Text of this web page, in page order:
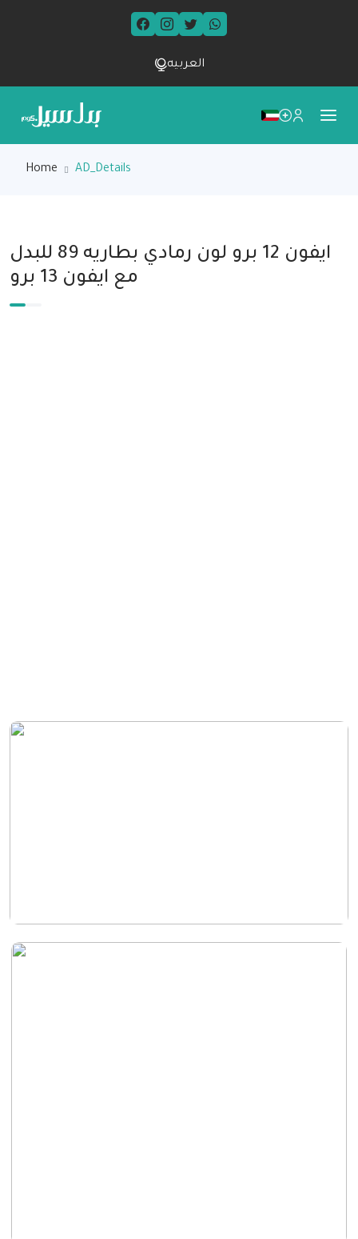
العربيه
Home AD_Details
ايفون 12 برو لون رمادي بطاريه 89 للبدل
مع ايفون 13 برو